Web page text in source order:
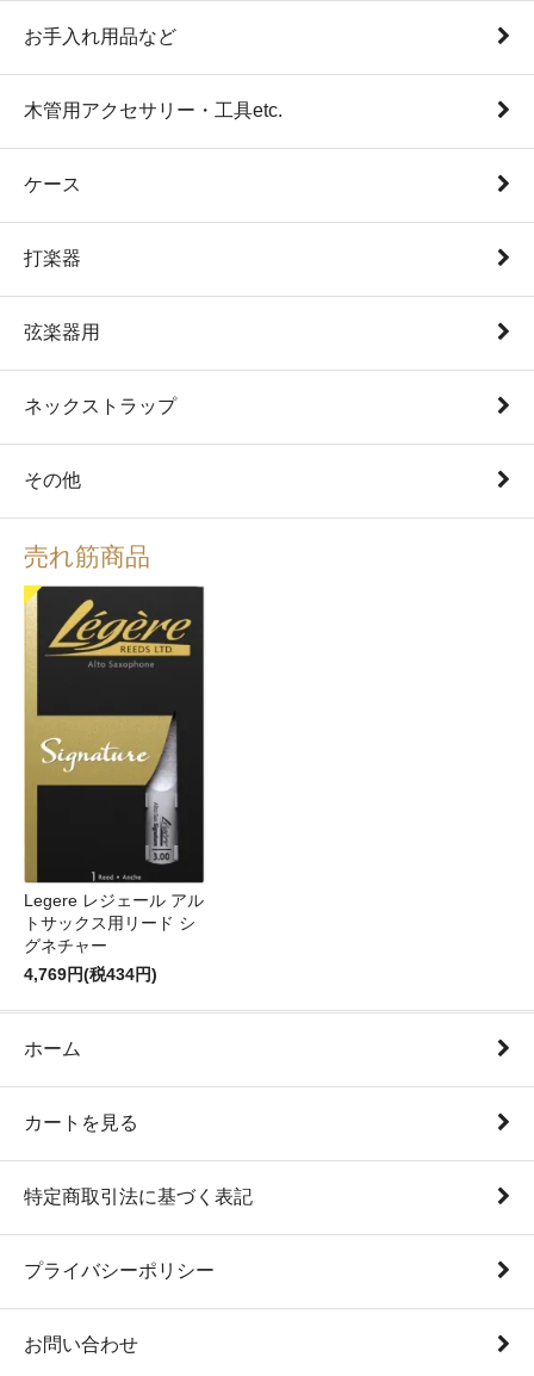
お手入れ用品など
木管用アクセサリー・工具etc.
ケース
打楽器
弦楽器用
ネックストラップ
その他
売れ筋商品
Legere レジェール アル
トサックス用リード シ
グネチャー
4,769円(税434円)
ホーム
カートを見る
特定商取引法に基づく表記
プライバシーポリシー
お問い合わせ